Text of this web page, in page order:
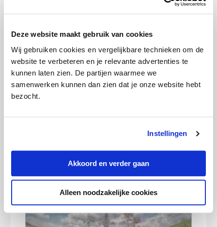
Deze website maakt gebruik van cookies
Wij gebruiken cookies en vergelijkbare technieken om de
website te verbeteren en je relevante advertenties te
kunnen laten zien. De partijen waarmee we
samenwerken kunnen dan zien dat je onze website hebt
bezocht.
Instellingen
Akkoord en verder gaan
Alleen noodzakelijke cookies
Losse aanvullende verzekering